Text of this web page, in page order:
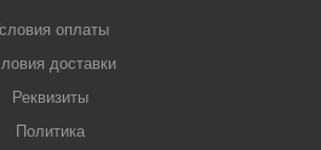
оплаты
доставки
Реквизиты
Политика